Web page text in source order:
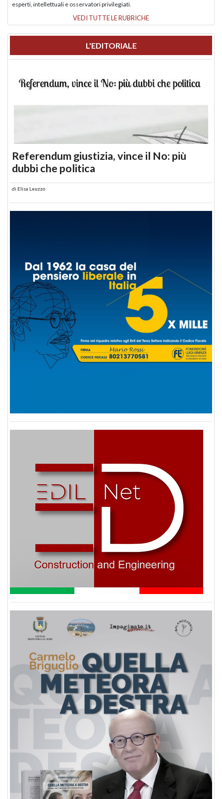
esperti, intellettuali e osservatori privilegiati.
VEDI TUTTE LE RUBRICHE
L'EDITORIALE
Referendum giustizia, vince il No: più
dubbi che politica
di Elisa Leuzzo